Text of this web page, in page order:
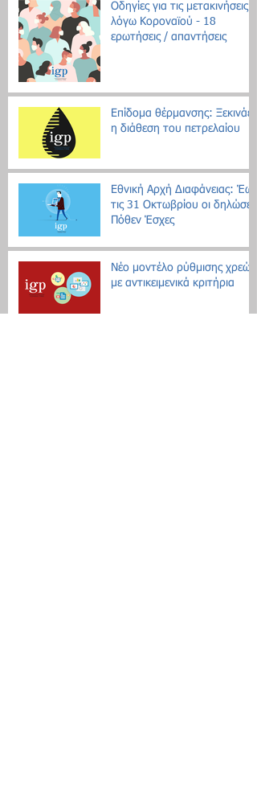
Οδηγίες για τις μετακινήσεις
λόγω Κοροναϊού - 18
ερωτήσεις / απαντήσεις
Επίδομα θέρμανσης: Ξεκινάει
η διάθεση του πετρελαίου
Εθνική Αρχή Διαφάνειας: Έως
τις 31 Οκτωβρίου οι δηλώσεις
Πόθεν Έσχες
Νέο μοντέλο ρύθμισης χρεών
με αντικειμενικά κριτήρια